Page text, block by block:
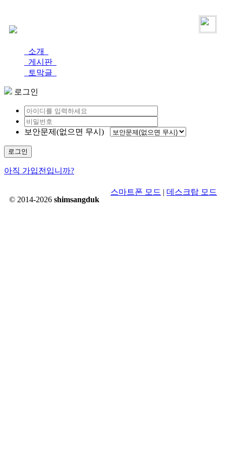
소개
게시판
토막글
로그인
보안문제(없으면 무시)
로그인
아직 가입전입니까?
© 2014-2026 shimsangduk
스마트폰 모드 | 데스크탑 모드